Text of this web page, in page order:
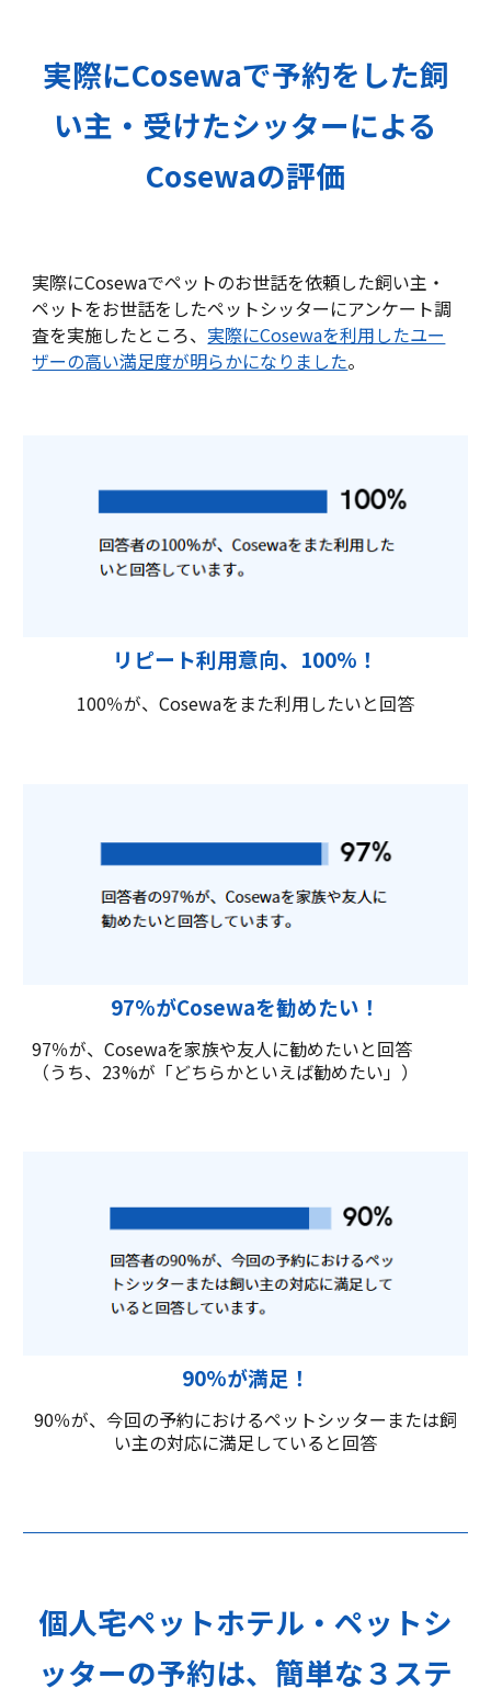
実際にCosewaで予約をした飼
い主・受けたシッターによる
Cosewaの評価
実際にCosewaでペットのお世話を依頼した飼い主・
ペットをお世話をしたペットシッターにアンケート調
査を実施したところ、 実際にCosewaを利用したユー
ザーの高い満足度が明らかになりました。
リピート利用意向、100%！
100％が、Cosewaをまた利用したいと回答
97%がCosewaを勧めたい！
97％が、Cosewaを家族や友人に勧めたいと回答
（うち、23%が「どちらかといえば勧めたい」）
90%が満足！
90％が、今回の予約におけるペットシッターまたは飼
い主の対応に満足していると回答
個人宅ペットホテル・ペットシ
ッターの予約は、簡単な３ステ